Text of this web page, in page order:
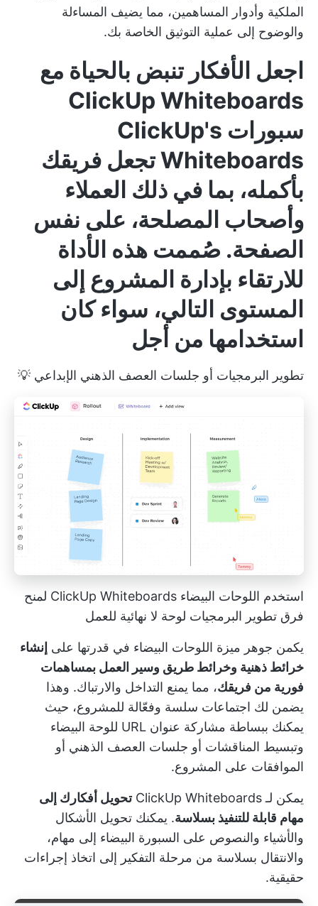
الملكية وأدوار المساهمين، مما يضيف المساءلة
والوضوح إلى عملية التوثيق الخاصة بك.
اجعل الأفكار تنبض بالحياة مع
ClickUp Whiteboards
سبورات ClickUp's
Whiteboardsتجعل فريقك
بأكمله، بما في ذلك العملاء
وأصحاب المصلحة، على نفس
الصفحة. صُممت هذه الأداة
للارتقاء بإدارة المشروع إلى
المستوى التالي، سواء كان
استخدامها من أجل
تطوير البرمجيات أو جلسات العصف الذهني الإبداعي 💡
استخدم اللوحات البيضاء ClickUp Whiteboards لمنح
فرق تطوير البرمجيات لوحة لا نهائية للعمل
يكمن جوهر ميزة اللوحات البيضاء في قدرتها على إنشاء
خرائط ذهنية وخرائط طريق وسير العمل بمساهمات
فورية من فريقك، مما يمنع التداخل والارتباك. وهذا
يضمن لك اجتماعات سلسة وفعّالة للمشروع، حيث
يمكنك ببساطة مشاركة عنوان URL للوحة البيضاء
وتبسيط المناقشات أو جلسات العصف الذهني أو
الموافقات على المشروع.
يمكن لـ ClickUp Whiteboards
تحويل أفكارك إلى
مهام قابلة للتنفيذ بسلاسة. يمكنك تحويل الأشكال
والأشياء والنصوص على السبورة البيضاء إلى مهام،
والانتقال بسلاسة من مرحلة التفكير إلى اتخاذ إجراءات
حقيقية.